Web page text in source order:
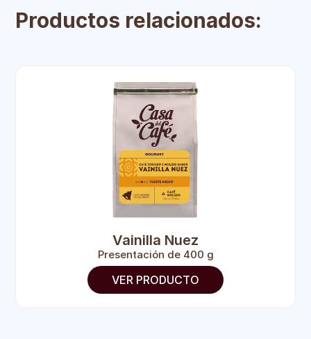
Productos relacionados:
Vainilla Nuez
Presentación de 400 g
VER PRODUCTO